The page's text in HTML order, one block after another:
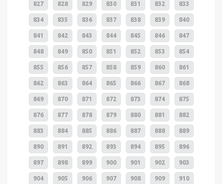
827 828 829 830 831 832 833
834 835 836 837 838 839 840
841 842 843 844 845 846 847
848 849 850 851 852 853 854
855 856 857 858 859 860 861
862 863 864 865 866 867 868
869 870 871 872 873 874 875
876 877 878 879 880 881 882
883 884 885 886 887 888 889
890 891 892 893 894 895 896
897 898 899 900 901 902 903
904 905 906 907 908 909 910